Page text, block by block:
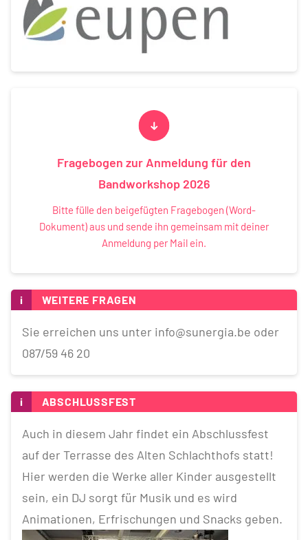
Fragebogen zur Anmeldung für den
Bandworkshop 2026
Bitte fülle den beigefügten Fragebogen (Word-
Dokument) aus und sende ihn gemeinsam mit deiner
Anmeldung per Mail ein.
i WEITERE FRAGEN
Sie erreichen uns unter info@sunergia.be oder
087/59 46 20
i ABSCHLUSSFEST
Auch in diesem Jahr findet ein Abschlussfest
auf der Terrasse des Alten Schlachthofs statt!
Hier werden die Werke aller Kinder ausgestellt
sein, ein DJ sorgt für Musik und es wird
Animationen, Erfrischungen und Snacks geben.